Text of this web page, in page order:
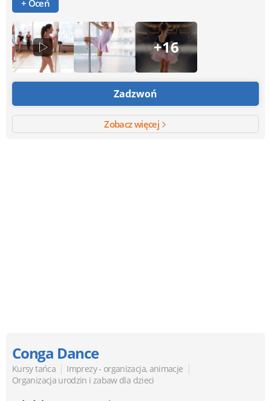
+ Oceń
+16
Zadzwoń
Zobacz więcej
Conga Dance
Kursy tańca | Imprezy - organizacja, animacje |
Organizacja urodzin i zabaw dla dzieci